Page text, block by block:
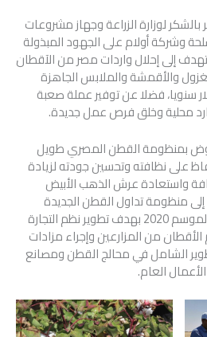
لوزارة الزراعة وجهاز مشروعات
وشركة أولام على الجهود المبذولة
إلى إحلال واردات مصر من الآقطان
والأقمشة والملابس الجاهزة
3 مليار دولار سنويا، فضلا عن توفير عملة صعبة
محلية وخلق فرص عمل جديدة.
بمنظومة القطن المصري طويل
على نظافته وتحسين جودته لزيادة
واستعادة عرش الذهب الأبيض
منظومة تداول القطن الجديدة
والتي تطبق في 4 محافظات لموسم 2020 بهدف تطوير نظم التجارة
من المزارعين وإجراء مزادات
الشامل في محالج القطن ومصانع
العام.